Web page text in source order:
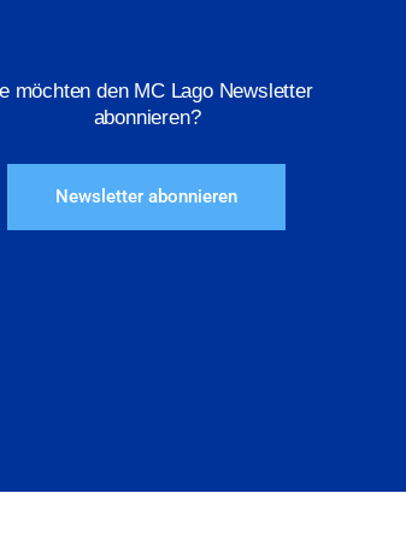
möchten den MC Lago Newsletter
abonnieren?
Newsletter abonnieren